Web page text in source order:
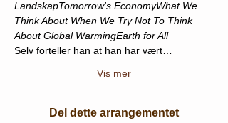
LandskapTomorrow's EconomyWhat We
Think About When We Try Not To Think
About Global WarmingEarth for All
Selv forteller han at han har vært…
Vis mer
Del dette arrangementet